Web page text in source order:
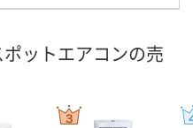
ットエアコンの売